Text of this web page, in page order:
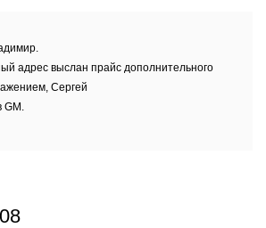
адрес выслан прайс дополнительного
Сергей
GM.